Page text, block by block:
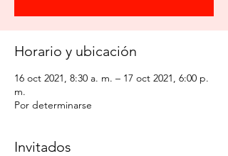
Horario y ubicación
16 oct 2021, 8:30 a. m. – 17 oct 2021, 6:00 p.
m.
Por determinarse
Invitados